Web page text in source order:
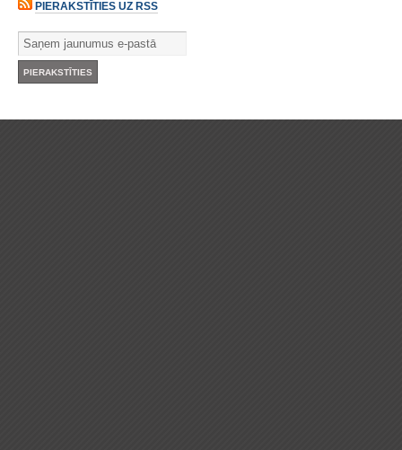
PIERAKSTĪTIES UZ RSS